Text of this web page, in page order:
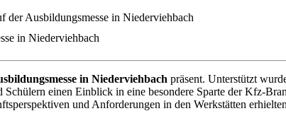
Ausbildungsmesse in Niederviehbach
in Niederviehbach
in Niederviehbach präsent. Unterstützt
Schülern einen Einblick in eine besondere Sparte der Kfz-
und Anforderungen in den Werkstätten